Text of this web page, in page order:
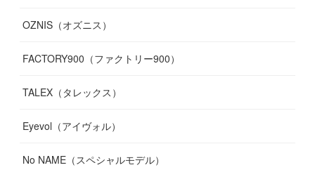
OZNIS（オズニス）
FACTORY900（ファクトリー900）
TALEX（タレックス）
Eyevol（アイヴォル）
No NAME（スペシャルモデル）